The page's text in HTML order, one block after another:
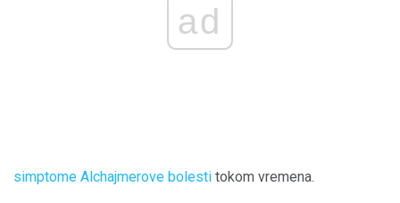
ad
simptome Alchajmerove bolesti tokom vremena.